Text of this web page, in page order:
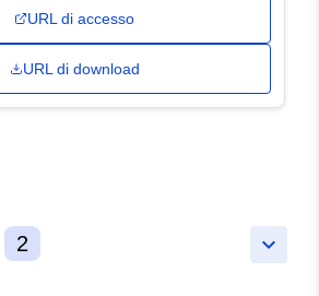
URL di accesso
URL di download
keyboard_arrow_down
2